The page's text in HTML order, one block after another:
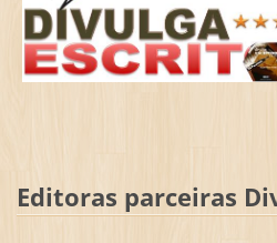
Editoras parceiras